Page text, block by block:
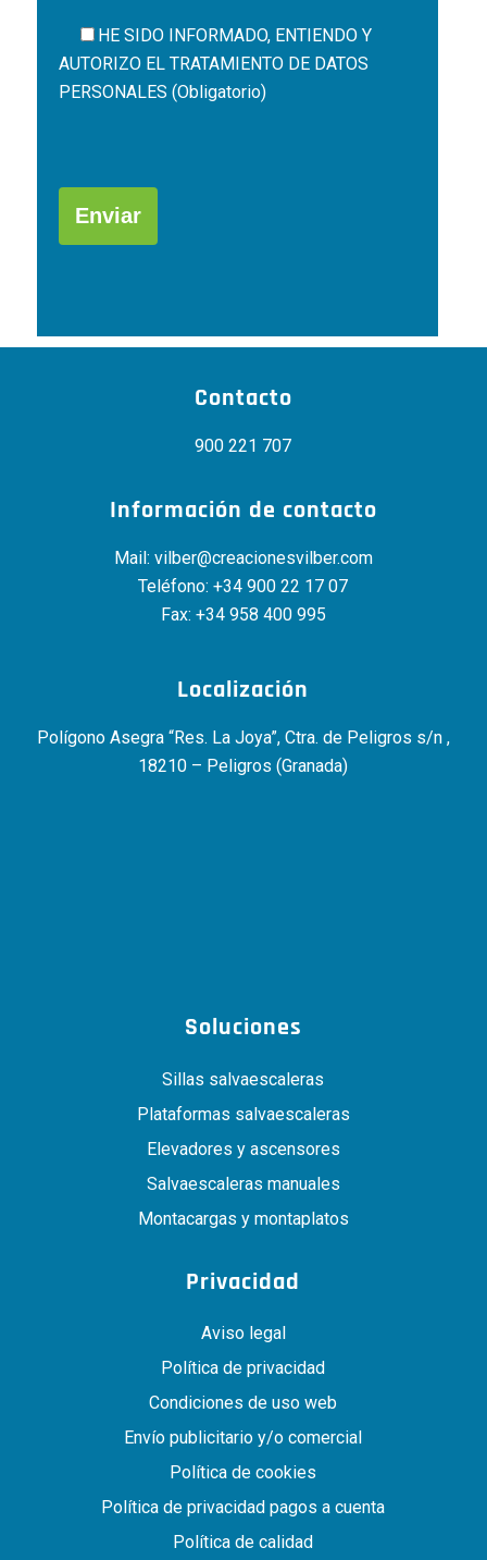
HE SIDO INFORMADO, ENTIENDO Y
AUTORIZO EL TRATAMIENTO DE DATOS
PERSONALES (Obligatorio)
deja
Contacto
900 221 707
Información de contacto
Mail: vilber@creacionesvilber.com
Teléfono:+34 900 22 17 07
Fax: +34 958 400 995
Localización
Polígono Asegra “Res. La Joya”, Ctra. de Peligros s/n ,
18210 – Peligros (Granada)
Soluciones
Sillas salvaescaleras
Plataformas salvaescaleras
Elevadores y ascensores
Salvaescaleras manuales
Montacargas y montaplatos
Privacidad
Aviso legal
Política de privacidad
Condiciones de uso web
Envío publicitario y/o comercial
Política de cookies
Política de privacidad pagos a cuenta
Política de calidad